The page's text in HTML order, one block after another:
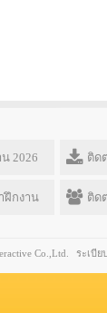
2026 ติด
ฝึกงาน ติด
Co.,Ltd. ระเบี